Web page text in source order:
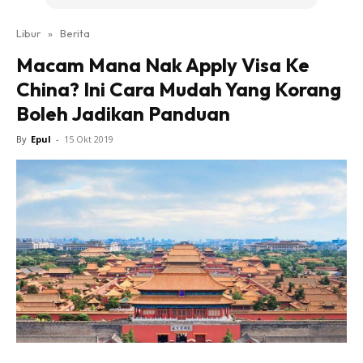
Libur » Berita
Macam Mana Nak Apply Visa Ke
China? Ini Cara Mudah Yang Korang
Boleh Jadikan Panduan
By Epul - 15 Okt 2019